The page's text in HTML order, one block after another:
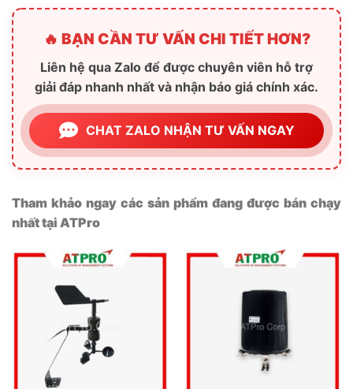
🔥 BẠN CẦN TƯ VẤN CHI TIẾT HƠN?
Liên hệ qua Zalo để được chuyên viên hỗ trợ
giải đáp nhanh nhất và nhận báo giá chính xác.
CHAT ZALO NHẬN TƯ VẤN NGAY
Tham khảo ngay các sản phẩm đang được bán chạy
nhất tại ATPro